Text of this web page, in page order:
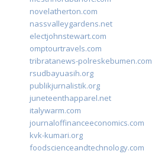
novelatherton.com
nassvalleygardens.net
electjohnstewart.com
omptourtravels.com
tribratanews-polreskebumen.com
rsudbayuasih.org
publikjurnalistik.org
juneteenthapparel.net
italywarm.com
journaloffinanceeconomics.com
kvk-kumari.org
foodscienceandtechnology.com